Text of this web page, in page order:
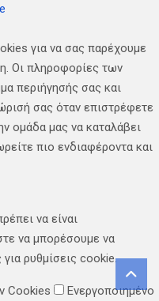
για να σας παρέχουμε
Οι πληροφορίες των
περιήγησής σας και
σας όταν επιστρέφετε
ομάδα μας να καταλάβει
πιο ενδιαφέροντα και
να είναι
να μπορέσουμε να
ρυθμίσεις cookie.
Cookies Ενεργοποιημένο